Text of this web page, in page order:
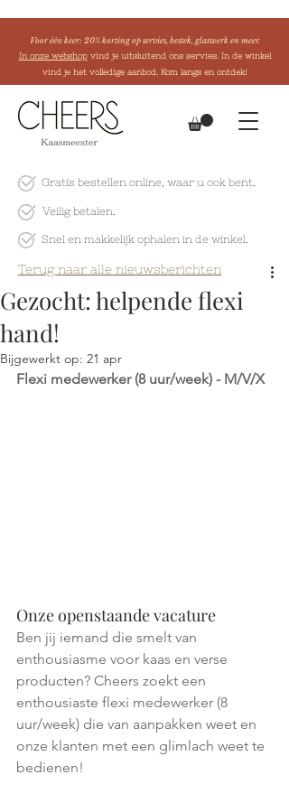
Voor één keer: 20% korting op servies, bestek, glaswerk en meer.
In onze webshopvind je uitsluitend ons servies. In de winkel
vind je het volledige aanbod. Kom langs en ontdek!
Gratis bestellen online , waar u ook bent.
Veilig betalen.
Snel en makkelijk ophalen in de winkel.
Gezocht: helpende flexi
hand!
Bijgewerkt op: 21 apr
Flexi medewerker (8 uur/week) - M/V/X
Onze openstaande vacature
Ben jij iemand die smelt van
enthousiasme voor kaas en verse
producten? Cheers zoekt een
enthousiaste flexi medewerker (8
uur/week) die van aanpakken weet en
onze klanten met een glimlach weet te
bedienen!
Terug naar alle nieuwsberichten